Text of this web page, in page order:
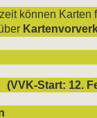
können
Start: 12.